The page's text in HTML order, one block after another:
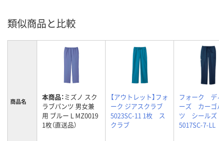
類似商品と比較
商品名 本商品：ミズノ スク
ラブパンツ 男女兼
用 ブルー L MZ0019
1枚（直送品）
【アウトレット】フォ
ーク ジアスクラブ
5023SC-11 1枚 ス
クラブ
フォーク デ
ーズ カーゴ
ツ シール
5017SC-7-